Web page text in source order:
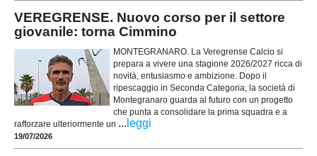
VEREGRENSE. Nuovo corso per il settore
giovanile: torna Cimmino
MONTEGRANARO. La Veregrense Calcio si
prepara a vivere una stagione 2026/2027 ricca di
novità, entusiasmo e ambizione. Dopo il
ripescaggio in Seconda Categoria, la società di
Montegranaro guarda al futuro con un progetto
che punta a consolidare la prima squadra e a
rafforzare ulteriormente un ... leggi
19/07/2026